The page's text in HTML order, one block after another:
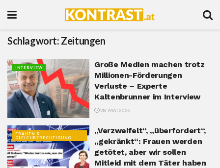
Schlagwort: Zeitungen
INTERVIEW
Große Medien machen trotz
Millionen-Förderungen
Verluste – Experte
Kaltenbrunner im Interview
28. MAI 2026
FRAUEN &
GLEICHBERECHTIGUNG
„Verzweifelt“, „überfordert“,
„gekränkt“: Frauen werden
getötet, aber wir sollen
Mitleid mit dem Täter haben